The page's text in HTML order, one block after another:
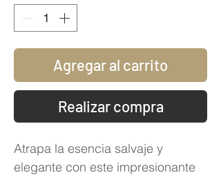
Agregar al carrito
Realizar compra
Atrapa la esencia salvaje y
elegante con este impresionante